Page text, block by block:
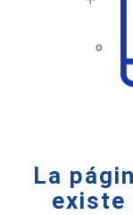
La
existe